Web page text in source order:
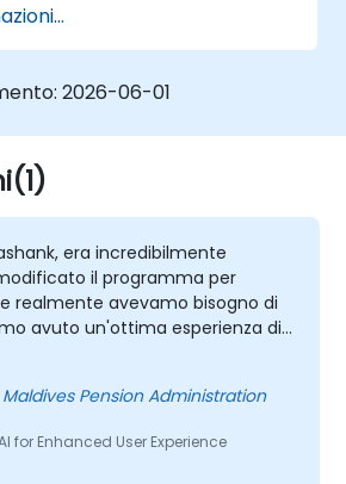
addestrare modelli in grado
dati visivi, testuali e sonori.
prestazioni dei sistemi di
Artificiale Multimodale.
etiche e legate
all’utilizzo di dati
2026-06-01
era incredibilmente
il programma per
realmente avevamo bisogno di
avuto un'ottima esperienza di
lui. La sua comprensione del
era impressionante; ha
su esperienze reali e ci ha
problemi effettivi che stavamo
lavoro.
Pension Administration
for Enhanced User Experience